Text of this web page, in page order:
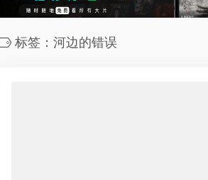
标签：河边的错误